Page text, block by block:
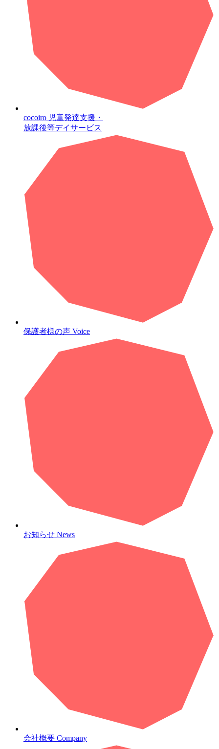
cocoiro 児童発達支援・
放課後等デイサービス
保護者様の声 Voice
お知らせ News
会社概要 Company